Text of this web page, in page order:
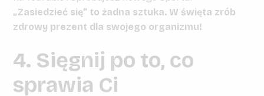
„Zasiedzieć się” to żadna sztuka. W święta zrób
zdrowy prezent dla swojego organizmu!
4. Sięgnij po to, co
sprawia Ci